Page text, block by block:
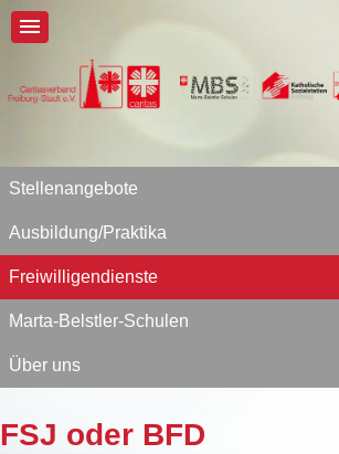
Stellenangebote
Ausbildung/Praktika
Freiwilligendienste
Marta-Belstler-Schulen
Über uns
FSJ oder BFD